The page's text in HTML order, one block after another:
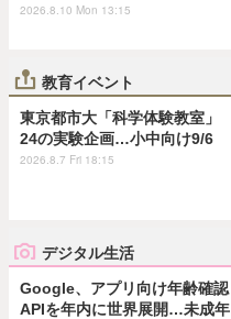
2026.8.10 Mon 13:15
教育イベント
東京都市大「科学体験教室」
24の実験企画…小中向け9/6
2026.8.7 Fri 18:15
デジタル生活
Google、アプリ向け年齢確認
APIを年内に世界展開…未成年